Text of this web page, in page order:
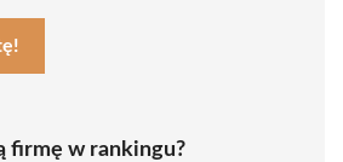
firmę w rankingu?